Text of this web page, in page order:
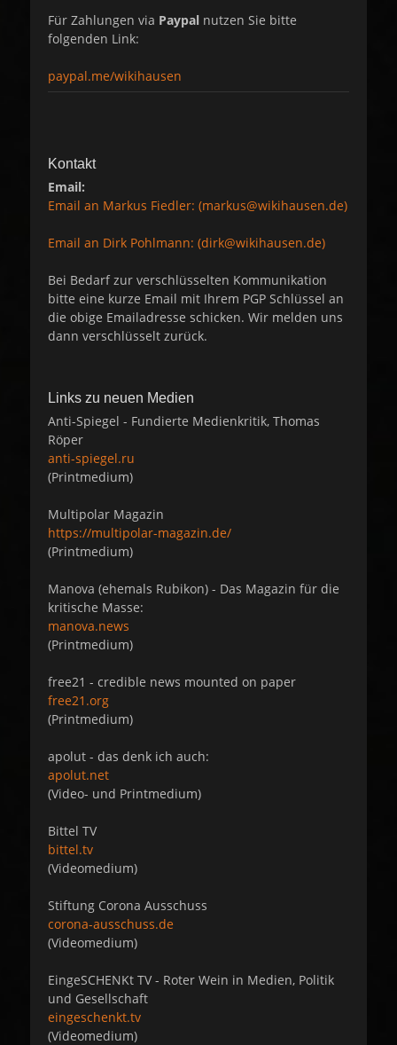
Für Zahlungen via Paypal nutzen Sie bitte
folgenden Link:
paypal.me/wikihausen
Kontakt
Email:
Email an Markus Fiedler: (markus@wikihausen.de)
Email an Dirk Pohlmann: (dirk@wikihausen.de)
Bei Bedarf zur verschlüsselten Kommunikation
bitte eine kurze Email mit Ihrem PGP Schlüssel an
die obige Emailadresse schicken. Wir melden uns
dann verschlüsselt zurück.
Links zu neuen Medien
Anti-Spiegel - Fundierte Medienkritik, Thomas
Röper
anti-spiegel.ru
(Printmedium)
Multipolar Magazin
https://multipolar-magazin.de/
(Printmedium)
Manova (ehemals Rubikon) - Das Magazin für die
kritische Masse:
manova.news
(Printmedium)
free21 - credible news mounted on paper
free21.org
(Printmedium)
apolut - das denk ich auch:
apolut.net
(Video- und Printmedium)
Bittel TV
bittel.tv
(Videomedium)
Stiftung Corona Ausschuss
corona-ausschuss.de
(Videomedium)
EingeSCHENKt TV - Roter Wein in Medien, Politik
und Gesellschaft
eingeschenkt.tv
(Videomedium)